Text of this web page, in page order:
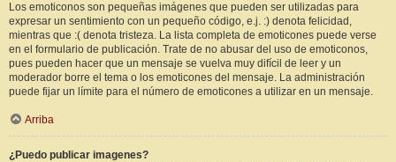
Los emoticonos son pequeñas imágenes que pueden ser utilizadas para
expresar un sentimiento con un pequeño código, e.j. :) denota felicidad,
mientras que :( denota tristeza. La lista completa de emoticones puede verse
en el formulario de publicación. Trate de no abusar del uso de emoticonos,
pues pueden hacer que un mensaje se vuelva muy difícil de leer y un
moderador borre el tema o los emoticones del mensaje. La administración
puede fijar un límite para el número de emoticones a utilizar en un mensaje.
Arriba
¿Puedo publicar imagenes?